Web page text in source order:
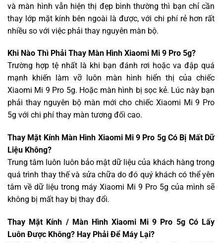
và màn hình vẫn hiện thị đẹp bình thường thì bạn chỉ cần
thay lớp mặt kính bên ngoài là được, với chi phí rẻ hơn rất
nhiều so với việc phải thay nguyên màn bộ.
Khi Nào Thì Phải Thay Màn Hình Xiaomi Mi 9 Pro 5g?
Trường hợp tệ nhất là khi bạn đánh rơi hoặc va đập quá
mạnh khiến làm vỡ luôn màn hình hiển thị của chiếc
Xiaomi Mi 9 Pro 5g. Hoặc màn hình bị sọc kẻ. Lúc này bạn
phải thay nguyên bộ màn mới cho chiếc Xiaomi Mi 9 Pro
5g với chi phí thay màn tương đối cao.
Thay Mặt Kính Màn Hình Xiaomi Mi 9 Pro 5g Có Bị Mất Dữ
Liệu Không?
Trung tâm luôn luôn bảo mật dữ liệu của khách hàng trong
quá trình thay thế và sửa chữa do đó quý khách có thể yên
tâm về dữ liệu trong máy Xiaomi Mi 9 Pro 5g của mình sẽ
không bị mất hay bị thay đổi.
Thay Mặt Kính / Màn Hình Xiaomi Mi 9 Pro 5g Có Lấy
Luôn Được Không? Hay Phải Để Máy Lại?